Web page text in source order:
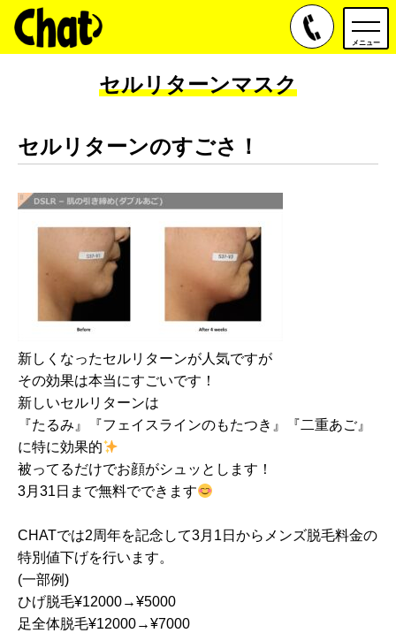
toggle
メニュー
セルリターンマスク
セルリターンのすごさ！
新しくなったセルリターンが人気ですが
その効果は本当にすごいです！
新しいセルリターンは
『たるみ』『フェイスラインのもたつき』『二重あご』
に特に効果的
被ってるだけでお顔がシュッとします！
3月31日まで無料でできます
CHATでは2周年を記念して3月1日からメンズ脱毛料金の
特別値下げを行います。
(一部例)
ひげ脱毛¥12000→¥5000
足全体脱毛¥12000→¥7000